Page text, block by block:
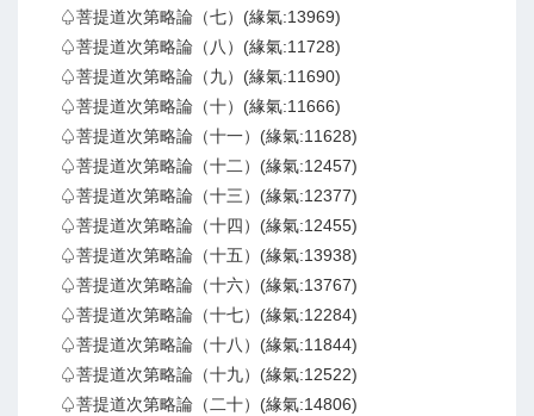
♤菩提道次第略論（七）(緣氣:13969)
♤菩提道次第略論（八）(緣氣:11728)
♤菩提道次第略論（九）(緣氣:11690)
♤菩提道次第略論（十）(緣氣:11666)
♤菩提道次第略論（十一）(緣氣:11628)
♤菩提道次第略論（十二）(緣氣:12457)
♤菩提道次第略論（十三）(緣氣:12377)
♤菩提道次第略論（十四）(緣氣:12455)
♤菩提道次第略論（十五）(緣氣:13938)
♤菩提道次第略論（十六）(緣氣:13767)
♤菩提道次第略論（十七）(緣氣:12284)
♤菩提道次第略論（十八）(緣氣:11844)
♤菩提道次第略論（十九）(緣氣:12522)
♤菩提道次第略論（二十）(緣氣:14806)